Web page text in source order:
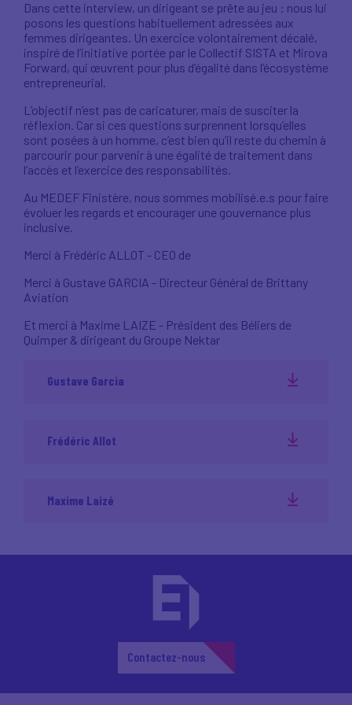
Dans cette interview, un dirigeant se prête au jeu : nous lui
posons les questions habituellement adressées aux
femmes dirigeantes. Un exercice volontairement décalé,
inspiré de l’initiative portée par le Collectif SISTA et Mirova
Forward, qui œuvrent pour plus d’égalité dans l’écosystème
entrepreneurial.
L’objectif n’est pas de caricaturer, mais de susciter la
réflexion. Car si ces questions surprennent lorsqu’elles
sont posées à un homme, c’est bien qu’il reste du chemin à
parcourir pour parvenir à une égalité de traitement dans
l’accès et l’exercice des responsabilités.
Au MEDEF Finistère, nous sommes mobilisé.e.s pour faire
évoluer les regards et encourager une gouvernance plus
inclusive.
Merci à Frédéric ALLOT - CEO de
Merci à Gustave GARCIA - Directeur Général de Brittany
Aviation
Et merci à Maxime LAIZE - Président des Béliers de
Quimper & dirigeant du Groupe Nektar
Gustave Garcia
Frédéric Allot
Maxime Laizé
Contactez-nous